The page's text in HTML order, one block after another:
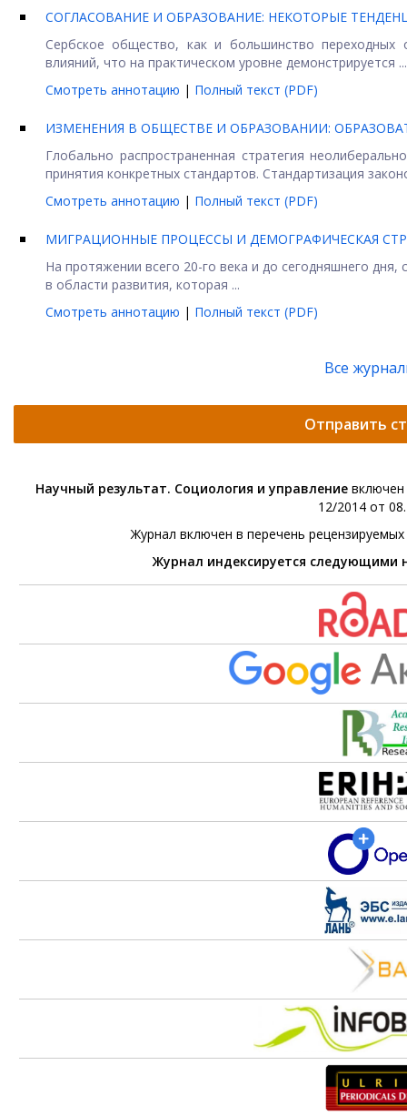
СОГЛАСОВАНИЕ И ОБРАЗОВАНИЕ: НЕКОТОРЫЕ
Сербское общество, как и большинство переходных
влияний, что на практическом уровне демонстрируется ...
Смотреть аннотацию | Полный текст (PDF)
ИЗМЕНЕНИЯ В ОБЩЕСТВЕ И ОБРАЗОВАНИИ:
Глобально распространенная стратегия
принятия конкретных стандартов. Стандартизация
Смотреть аннотацию | Полный текст (PDF)
МИГРАЦИОННЫЕ ПРОЦЕССЫ И ДЕМОГРАФИЧЕСКАЯ
На протяжении всего 20-го века и до сегодняшнего
в области развития, которая ...
Смотреть аннотацию | Полный текст (PDF)
Все
Отправить
Научный результат. Социология и управление
12/2014 от
Журнал включен в перечень
Журнал индексируется